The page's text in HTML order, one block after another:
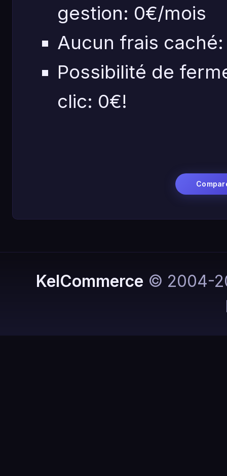
gestion: 0€/mois
Aucun frais
Possibilité de
clic: 0€!
KelCommerce © 2004-